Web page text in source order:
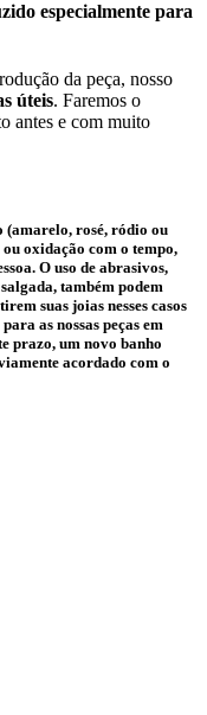
especialmente para
da peça, nosso
úteis. Faremos o
antes e com muito
(amarelo, rosé, ródio ou
oxidação com o tempo,
O uso de abrasivos,
também podem
suas joias nesses casos
as nossas peças em
prazo, um novo banho
acordado com o